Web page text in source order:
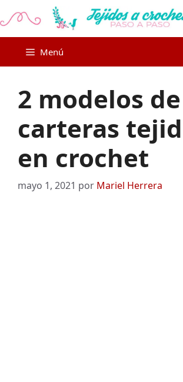
al
Menú
2 modelos de
carteras
en crochet
mayo 1, 2021 por Mariel Herrera